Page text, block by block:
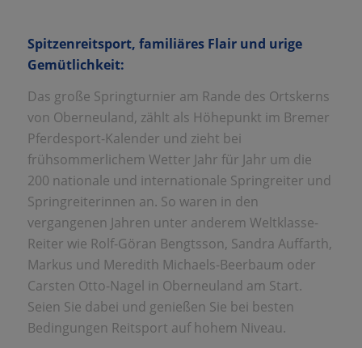
Spitzenreitsport, familiäres Flair und urige
Gemütlichkeit:
Das große Springturnier am Rande des Ortskerns
von Oberneuland, zählt als Höhepunkt im Bremer
Pferdesport-Kalender und zieht bei
frühsommerlichem Wetter Jahr für Jahr um die
200 nationale und internationale Springreiter und
Springreiterinnen an. So waren in den
vergangenen Jahren unter anderem Weltklasse-
Reiter wie Rolf-Göran Bengtsson, Sandra Auffarth,
Markus und Meredith Michaels-Beerbaum oder
Carsten Otto-Nagel in Oberneuland am Start.
Seien Sie dabei und genießen Sie bei besten
Bedingungen Reitsport auf hohem Niveau.